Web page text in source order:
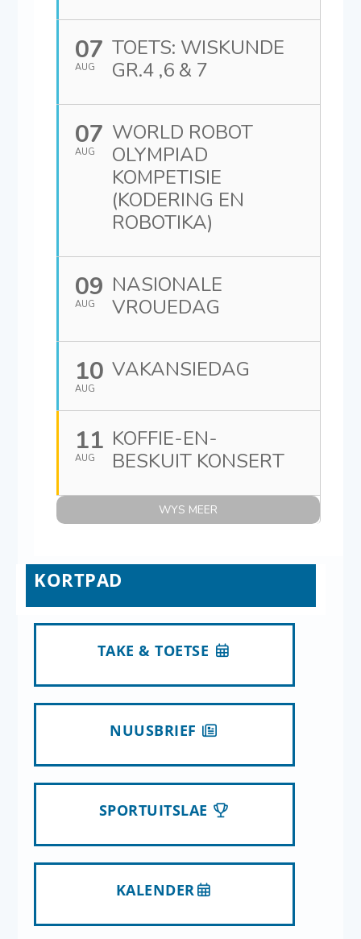
07
AUG
TOETS: WISKUNDE
GR.4 ,6 & 7
07
AUG
WORLD ROBOT
OLYMPIAD
KOMPETISIE
(KODERING EN
ROBOTIKA)
09
AUG
NASIONALE
VROUEDAG
10
AUG
VAKANSIEDAG
11
AUG
KOFFIE-EN-
BESKUIT KONSERT
WYS MEER
KORTPAD
TAKE & TOETSE
NUUSBRIEF
SPORTUITSLAE
KALENDER